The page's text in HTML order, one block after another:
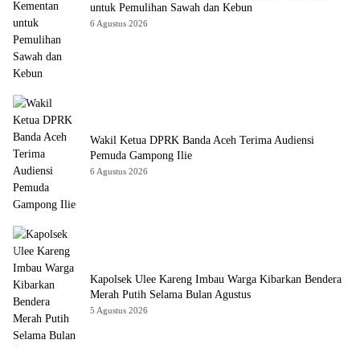
untuk Pemulihan Sawah dan Kebun
6 Agustus 2026
Wakil Ketua DPRK Banda Aceh Terima Audiensi
Pemuda Gampong Ilie
6 Agustus 2026
Kapolsek Ulee Kareng Imbau Warga Kibarkan Bendera
Merah Putih Selama Bulan Agustus
5 Agustus 2026